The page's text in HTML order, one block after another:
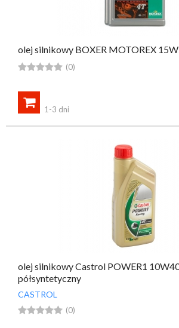
olej silnikowy BOXER MOTOREX
 (0)

1-3 dni
olej silnikowy Castrol POWER1
półsyntetyczny
CASTROL
 (0)